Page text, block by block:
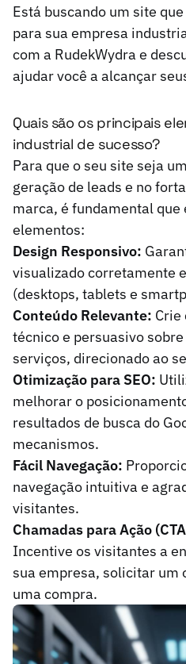
Está buscando um site
para sua empresa
com a RudekWydra e
ajudar você a alcançar
Quais são os principais
industrial de sucesso?
Para que o seu site seja
geração de leads e no
marca, é fundamental que
elementos:
Design Responsivo:
visualizado corretamente
(desktops, tablets e
Conteúdo Relevante: Crie
técnico e persuasivo
serviços, direcionado ao
Otimização para SEO:
melhorar o
resultados de busca do
mecanismos.
Fácil Navegação:
navegação intuitiva e
visitantes.
Chamadas para Ação
Incentive os visitantes a
sua empresa, solicitar um
uma compra.